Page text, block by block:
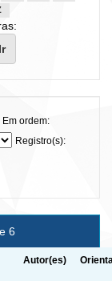
Em ordem:
Registro(s):
6
Autor(es)